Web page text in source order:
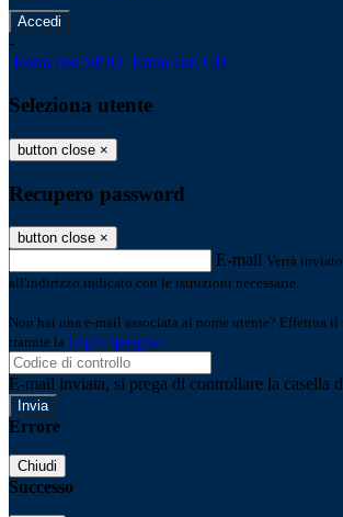
-
Entra con SPID Entra con CIE
Seleziona utente
button close ×
Recupero password
button close ×
E-mail Verrà
all'indirizzo indicato con le istruzioni necessarie.
Non hai una e-mail associata al nome utente? Effettua il
tramite la Login Spaggiari
E-mail inviata, si prega di controllare la casella
Errore
Chiudi
Successo